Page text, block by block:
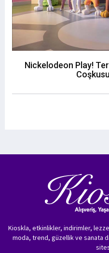
Nickelodeon Play!
Kioskla, etkinlikler, indirimler,
moda, trend, güzellik ve sanata